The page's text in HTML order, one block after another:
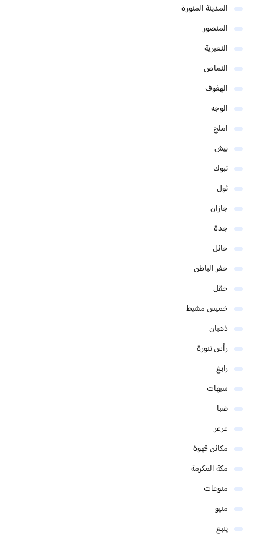
المدينة المنورة
المنصور
النعيرية
النماص
الهفوف
الوجه
املج
بيش
تبوك
ثول
جازان
جدة
حائل
حفر الباطن
حقل
خميس مشيط
ذهبان
رأس تنورة
رابغ
سيهات
ضبا
عرعر
مكائن قهوة
مكة المكرمة
منوعات
منيو
ينبع